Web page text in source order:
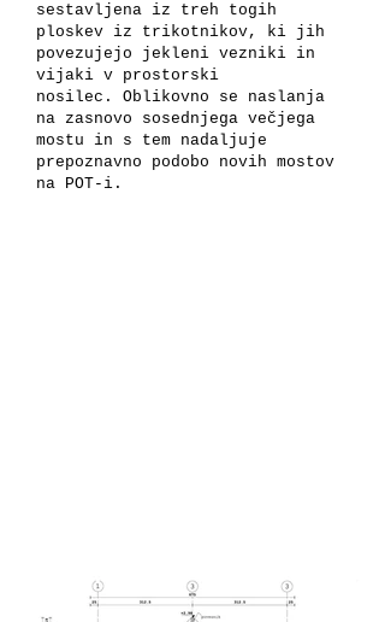
sestavljena iz treh togih
ploskev iz trikotnikov, ki jih
povezujejo jekleni vezniki in
vijaki v prostorski
nosilec. Oblikovno se naslanja
na zasnovo sosednjega večjega
mostu in s tem nadaljuje
prepoznavno podobo novih mostov
na POT-i.